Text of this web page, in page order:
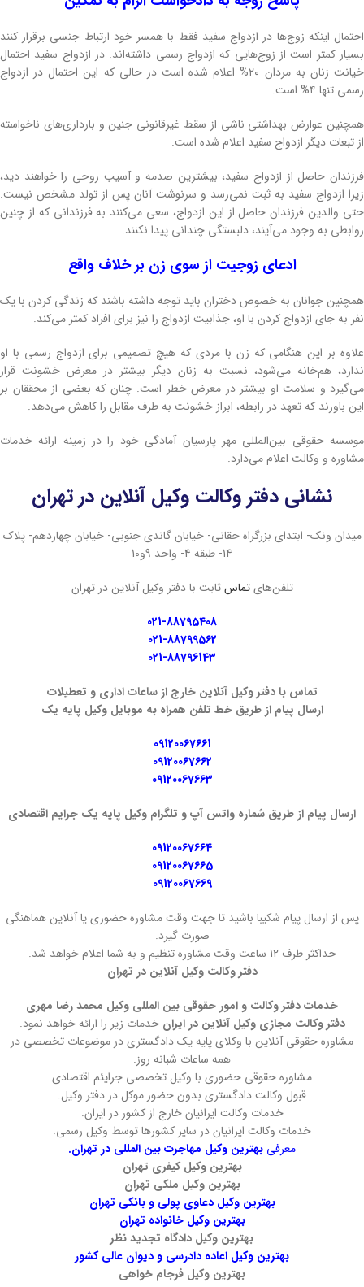
احتمال اینکه زوج‌ها در ازدواج سفید فقط با همسر خود ارتباط جنسی برقرار کنند
بسیار کمتر است از زوج‌هایی که ازدواج رسمی داشته‌اند. در ازدواج سفید احتمال
خیانت زنان به مردان ۲۰% اعلام شده است در حالی که این احتمال در ازدواج
رسمی تنها ۴% است.
همچنین عوارض بهداشتی ناشی از سقط غیرقانونی جنین و بارداری‌های ناخواسته
از تبعات دیگر ازدواج سفید اعلام شده است.
فرزندان حاصل از ازدواج سفید، بیشترین صدمه و آسیب روحی را خواهند دید،
زیرا ازدواج سفید به ثبت نمی‌رسد و سرنوشت آنان پس از تولد مشخص نیست.
حتی والدین فرزندان حاصل از این ازدواج، سعی می‌کنند به فرزندانی که از چنین
روابطی به وجود می‌آیند، دلبستگی چندانی پیدا نکنند.
ادعای زوجیت از سوی زن بر خلاف واقع
همچنین جوانان به خصوص دختران باید توجه داشته باشند که زندگی کردن با یک
نفر به جای ازدواج کردن با او، جذابیت ازدواج را نیز برای افراد کمتر می‌کند.
علاوه بر این هنگامی که زن با مردی که هیچ تصمیمی برای ازدواج رسمی با او
ندارد، هم‌خانه می‌شود، نسبت به زنان دیگر بیشتر در معرض خشونت قرار
می‌گیرد و سلامت او بیشتر در معرض خطر است. چنان که بعضی از محققان بر
این باورند که تعهد در رابطه، ابراز خشونت به طرف مقابل را کاهش می‌دهد.
موسسه حقوقی بین‌المللی مهر پارسیان آمادگی خود را در زمینه ارائه خدمات
مشاوره و وکالت اعلام می‌دارد.
نشانی دفتر وکالت وکیل آنلاین در تهران
میدان ونک- ابتدای بزرگراه حقانی- خیابان گاندی جنوبی- خیابان چهاردهم- پلاک
14- طبقه 4- واحد 9و10
تلفن‌هایتماسثابت با دفتر وکیل آنلاین در تهران
021-88795408
021-88799562
021-88796143
تماس با دفتر وکیل آنلاین خارج از ساعات اداری و تعطیلات
ارسال پیام از طریق خط تلفن همراه به موبایل وکیل پایه یک
09120067661
09120067662
09120067663
ارسال پیام از طریق شماره واتس آپ و تلگرام وکیل پایه یک جرایم اقتصادی
09120067664
09120067665
09120067669
پس از ارسال پیام شکیبا باشید تا جهت وقت مشاوره حضوری یا آنلاین هماهنگی
صورت گیرد.
حداکثر ظرف 12 ساعت وقت مشاوره تنظیم و به شما اعلام خواهد شد.
دفتر وکالت وکیل آنلاین در تهران
خدمات دفتر وکالت و امور حقوقی بین المللی وکیل محمد رضا مهری
دفتر وکالت مجازی وکیل آنلاین در ایران خدمات زیر را ارائه خواهد نمود.
مشاوره حقوقی آنلاین با وکلای پایه یک دادگستری در موضوعات تخصصی در
همه ساعات شبانه روز.
مشاوره حقوقی حضوری با وکیل تخصصی جرایئم اقتصادی
قبول وکالت دادگستری بدون حضور موکل در دفتر وکیل.
خدمات وکالت ایرانیان خارج از کشور در ایران.
خدمات وکالت ایرانیان در سایر کشورها توسط وکیل رسمی.
معرفی بهترین وکیل مهاجرت بین المللی در تهران.
بهترین وکیل کیفری تهران
بهترین وکیل ملکی تهران
بهترین وکیل دعاوی پولی و بانکی تهران
بهترین وکیل خانواده تهران
بهترین وکیل دادگاه تجدید نظر
بهترین وکیل اعاده دادرسی و دیوان عالی کشور
بهترین وکیل فرجام خواهی